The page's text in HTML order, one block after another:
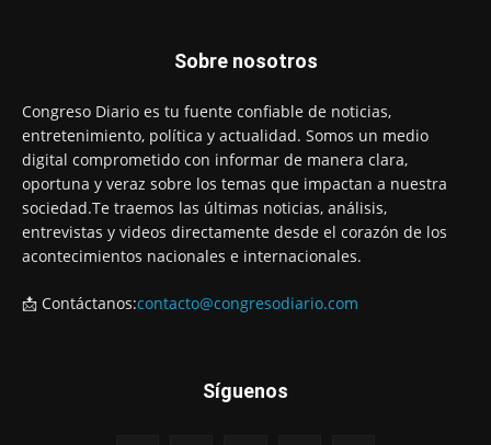
Sobre nosotros
Congreso Diario es tu fuente confiable de noticias,
entretenimiento, política y actualidad. Somos un medio
digital comprometido con informar de manera clara,
oportuna y veraz sobre los temas que impactan a nuestra
sociedad.Te traemos las últimas noticias, análisis,
entrevistas y videos directamente desde el corazón de los
acontecimientos nacionales e internacionales.
📩 Contáctanos:contacto@congresodiario.com
Síguenos